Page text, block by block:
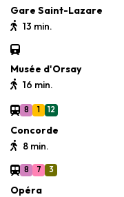
Gare Saint-Lazare
13 min.
Musée d'Orsay
16 min.
8 1 12
Concorde
8 min.
8 7 3
Opéra